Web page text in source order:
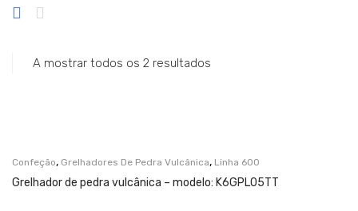
Catering
SERVIÇOS
DOWNLOADS
A mostrar todos os 2 resultados
Confeção, Grelhadores De Pedra Vulcânica, Linha 600
Grelhador de pedra vulcânica – modelo: K6GPL05TT